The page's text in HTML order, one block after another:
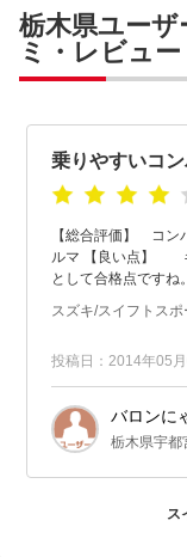
栃木県ユー
ミ・レビュー
乗りやすいコ
【総合評価】 コン
ルマ 【良い点】 キビキビとしたハンドリングはＦＦスポーツ
として合格点
スズキ/スイフトスポ
投稿日：2014年05
バロンに
栃木県宇都
ス